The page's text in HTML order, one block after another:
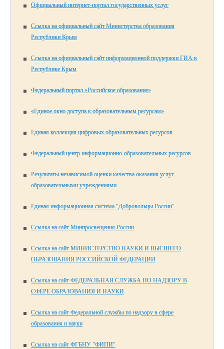
Официальный интернет-портал государственных услуг
Ссылка на официальный сайт Министерства образования
Республики Крым
Ссылка на официальный сайт информационной поддержки ГИА в
Республике Крым
Федеральный портал «Российское образование»
«Единое окно доступа к образовательным ресурсам»
Единая коллекция цифровых образовательных ресурсов
Федеральный центр информационно-образовательных ресурсов
Результаты независимой оценки качества оказания услуг
образовательными учреждениями
Единая информационная система "Добровольцы России"
Ссылка на сайт Минпросвещения России
Ссылка на сайт МИНИСТЕРСТВО НАУКИ И ВЫСШЕГО
ОБРАЗОВАНИЯ РОССИЙСКОЙ ФЕДЕРАЦИИ
Ссылка на сайт ФЕДЕРАЛЬНАЯ СЛУЖБА ПО НАДЗОРУ В
СФЕРЕ ОБРАЗОВАНИЯ И НАУКИ
Ссылка на сайт Федеральной службы по надзору в сфере
образования и науки
Ссылка на сайт ФГБНУ "ФИПИ"